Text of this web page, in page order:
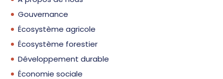
Gouvernance
Écosystème agricole
Écosystème forestier
Développement durable
Économie sociale